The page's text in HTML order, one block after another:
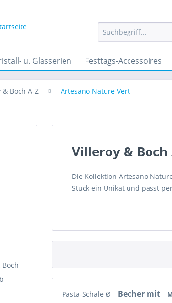
u. Glasserien Festtags-Accessoires
& Boch A-Z Artesano Nature Vert
Villeroy &
Die Kollektion Artesano
Stück ein Unikat und passt
Pasta-Schale Ø Becher mit